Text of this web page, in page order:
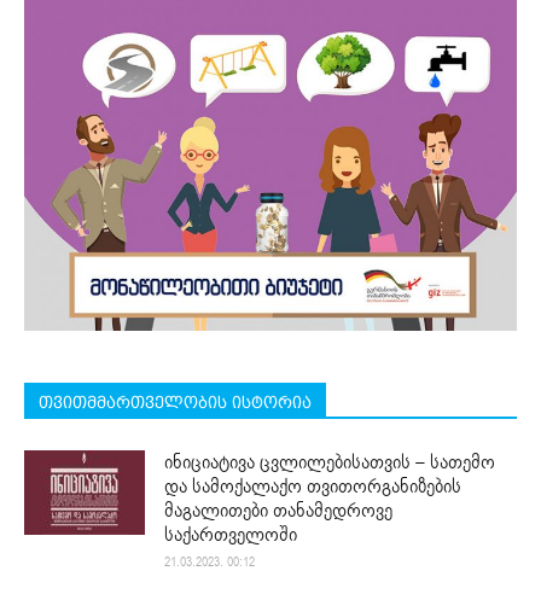
თვითმმართველობის ისტორია
ინიციატივა ცვლილებისათვის – სათემო
და სამოქალაქო თვითორგანიზების
მაგალითები თანამედროვე
საქართველოში
21.03.2023. 00:12